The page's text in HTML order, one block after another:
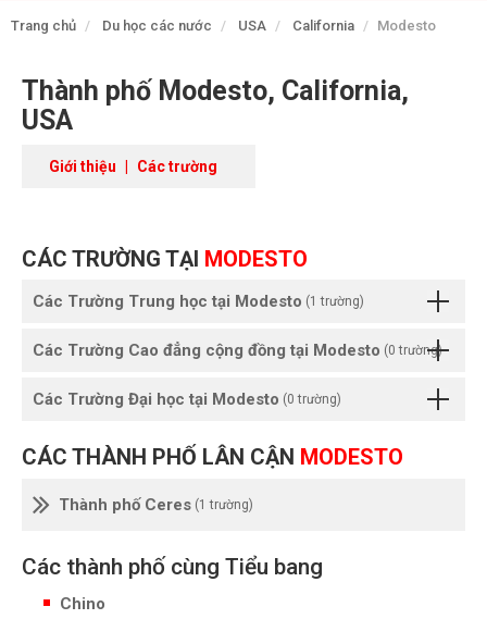
Trang chủ Du học các nước USA California Modesto
Thành phố Modesto, California,
USA
Giới thiệu | Các trường
CÁC TRƯỜNG TẠI MODESTO
Các Trường Trung học tại Modesto (1 trường)
Các Trường Cao đẳng cộng đồng tại Modesto (0 trường)
Các Trường Đại học tại Modesto (0 trường)
CÁC THÀNH PHỐ LÂN CẬN MODESTO
Thành phố Ceres (1 trường)
Các thành phố cùng Tiểu bang
Chino